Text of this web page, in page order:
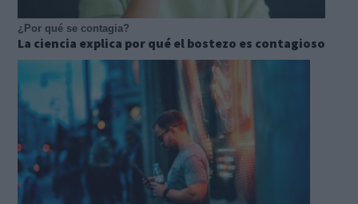
¿Por qué se contagia?
La ciencia explica por qué el bostezo es contagioso